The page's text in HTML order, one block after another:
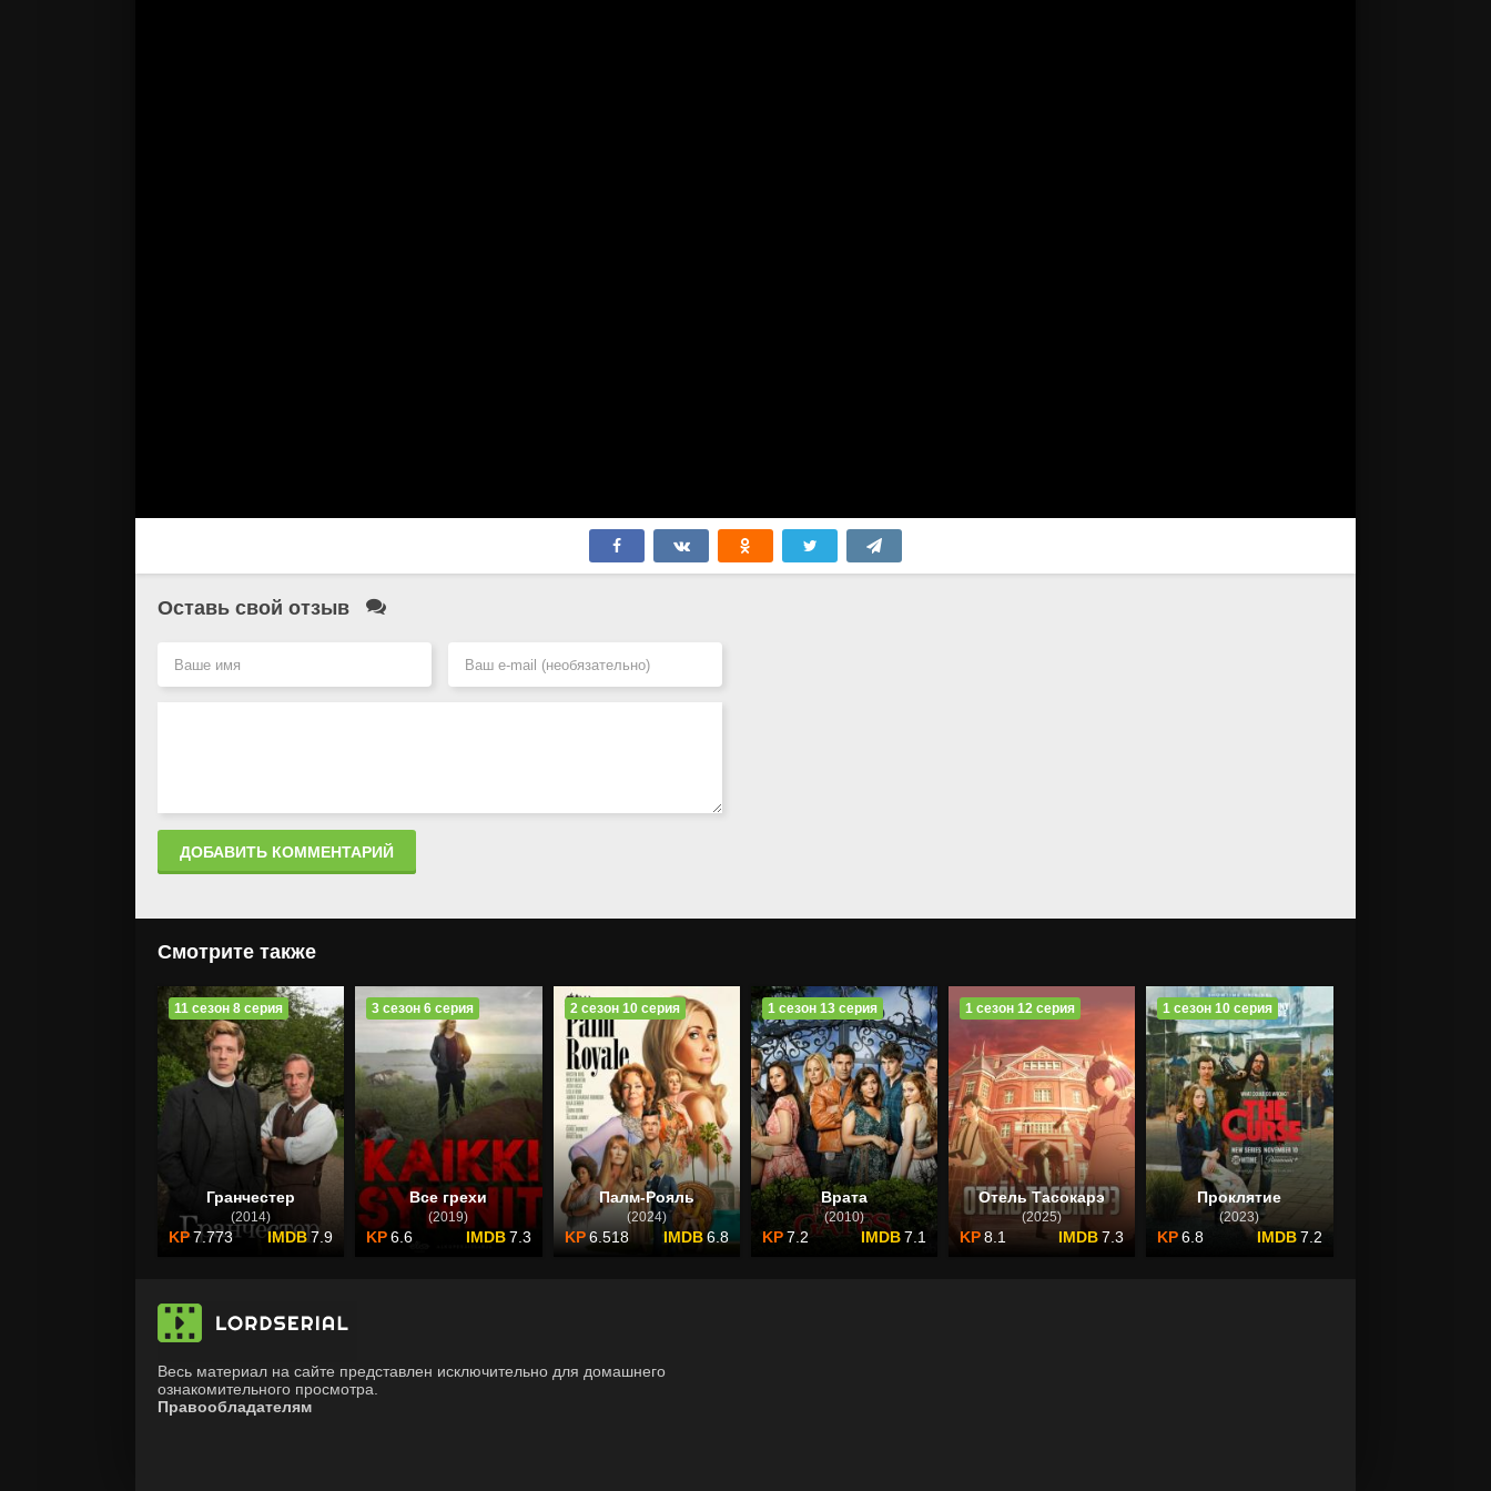
Оставь свой отзыв
ДОБАВИТЬ КОММЕНТАРИЙ
Смотрите также
Гранчестер
(2014)
7.773 7.9
11 сезон 8 серия
Все грехи
(2019)
6.6 7.3
3 сезон 6 серия
Палм-Рояль
(2024)
6.518 6.8
2 сезон 10 серия
Врата
(2010)
7.2 7.1
1 сезон 13 серия
Отель Тасокарэ
(2025)
8.1 7.3
1 сезон 12 серия
Проклятие
(2023)
6.8 7.2
1 сезон 10 серия
Весь материал на сайте представлен исключительно для домашнего
ознакомительного просмотра.
Правообладателям